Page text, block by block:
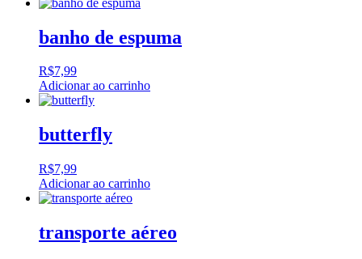
banho de espuma
R$7,99
Adicionar ao carrinho
butterfly
R$7,99
Adicionar ao carrinho
transporte aéreo